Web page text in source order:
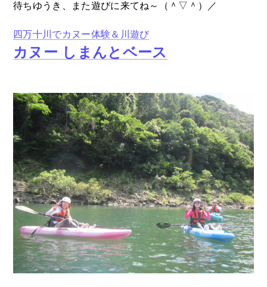
待ちゆうき、また遊びに来てね～（＾▽＾）／
四万十川でカヌー体験＆川遊び
カヌー しまんとベース